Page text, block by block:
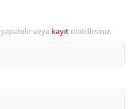
yapabilir veya kayıt olabilirsiniz.